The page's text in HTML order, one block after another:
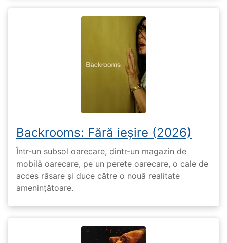
Backrooms: Fără ieșire (2026)
Într-un subsol oarecare, dintr-un magazin de
mobilă oarecare, pe un perete oarecare, o cale de
acces răsare și duce către o nouă realitate
amenințătoare.